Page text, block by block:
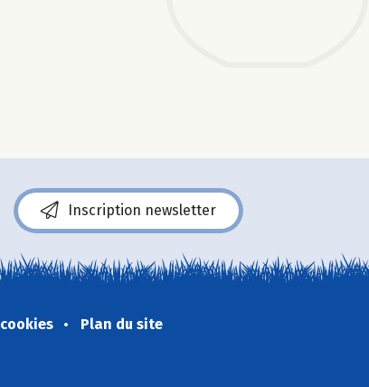
Inscription newsletter
Plan du site